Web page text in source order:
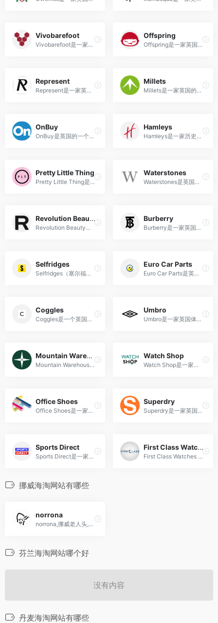
Vivobarefoot
Vivobarefoot是一家专注于裸足鞋设计和制造的英国品牌，提供自然、健康和环保的鞋款。
Offspring
Offspring是一家英国的潮流鞋类零售商，提供最新款、限量版运动鞋，与知名品牌合作。
Represent
Represent是一家英国时尚品牌，以高质量的服装和配饰，现代简约的设计风格，深受年轻人和时尚潮流人士的喜爱。
Millets
Millets是一家英国的户外用品连锁店，提供各种户外用品，如帐篷、背包、睡袋、鞋子等。
OnBuy
OnBuy是英国的一个在线市场，提供商品丰富、价格低廉、购物便捷、多种支付方式等服务。
Hamleys
Hamleys是一家历史悠久的英国玩具商店，豪华、历史悠久、全球最大的玩具选择、体验丰富的玩具商店。
Pretty Little Thing
Pretty Little Thing是一家英国快时尚品牌，以提供时尚、实惠、潮流的女性服装、鞋履、配件为主打。
Waterstones
Waterstones是英国最大的独立图书零售商，拥有超过280家书店，提供广泛的图书、礼品和文具。
Revolution Beauty
Revolution Beauty（原TAM Beauty）是英国知名护肤品网站，主要开发、生产以及销售各类化妆品，护肤和护发产品。
Burberry
Burberry是一家英国奢侈品牌，以其经典格纹图案和高品质的时装、配件和香水而闻名。
Selfridges
Selfridges（塞尔福里奇百货公司）是英国最著名的高端百货商场之一，成立于1909年，主要经营奢侈品和时尚服饰。
Euro Car Parts
Euro Car Parts是英国最大的汽车零部件和配件供应商之一，提供广泛的汽车零部件和配件，以及工具和配件，同时还提供官网在线购物服务。
Coggles
Coggles是一个英国时尚零售品牌，成立于1974年，总部位于曼彻斯特。Coggles的产品线包括男女服装、鞋类、包、配饰、家居用品等。
Umbro
Umbro是一家英国体育用品制造商，成立于1924年，主要生产足球相关装备和服装。
Mountain Warehouse
Mountain Warehouse是一家英国户外运动品牌，提供高性价比的户外装备和服装，包括登山、徒步、露营等项目所需的各种装备和服装。
Watch Shop
Watch Shop是一家在线手表零售商，提供来自多个品牌的高品质手表，包括机械、石英、智能手表等
Office Shoes
Office Shoes是一家英国知名鞋类零售商，拥有多种时尚鞋履和配饰。支持直邮海外，方便中国消费者海淘购买。
Superdry
Superdry是一家英国时尚品牌，融合了日本和美国的风格，以其独特的图案、街头风格和高质量的服装设计而著名。
Sports Direct
Sports Direct是一家体育用品零售商，主要销售运动鞋、服装和装备等。关键词包括：体育用品、零售商、运动鞋、服装、装备。
First Class Watches
First Class Watches 是一家知名的在线手表零售商，提供各种豪华品牌手表和卓越的客户服务。
挪威海淘网站有哪些
norrona
norrona,挪威老人头,海淘国宝级户外服饰品牌网站
芬兰海淘网站哪个好
没有内容
丹麦海淘网站有哪些